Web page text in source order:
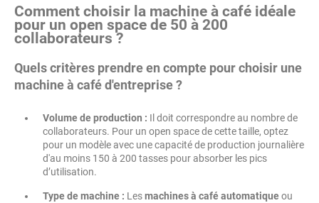
Comment choisir la machine à café idéale
pour un open space de 50 à 200
collaborateurs ?
Quels critères prendre en compte pour choisir une
machine à café d'entreprise ?
Volume de production : Il doit correspondre au nombre de
collaborateurs. Pour un open space de cette taille, optez
pour un modèle avec une capacité de production journalière
d'au moins 150 à 200 tasses pour absorber les pics
d’utilisation.
Type de machine : Lesmachines à café automatiqueou